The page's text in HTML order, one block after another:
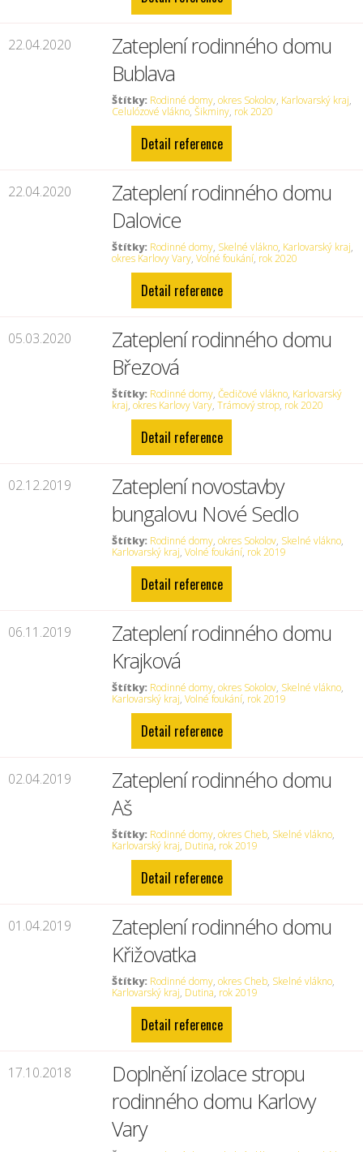
22.04.2020
Zateplení rodinného domu
Bublava
Štítky: Rodinné domy,okres Sokolov, Karlovarský kraj,
Celulózové vlákno,Šikminy, rok 2020
Detail reference
22.04.2020
Zateplení rodinného domu
Dalovice
Štítky: Rodinné domy, Skelné vlákno, Karlovarský kraj,
okres Karlovy Vary,Volné foukání, rok 2020
Detail reference
05.03.2020
Zateplení rodinného domu
Březová
Štítky: Rodinné domy,Čedičové vlákno, Karlovarský
kraj,okres Karlovy Vary,Trámový strop, rok 2020
Detail reference
02.12.2019
Zateplení novostavby
bungalovu Nové Sedlo
Štítky: Rodinné domy,okres Sokolov, Skelné vlákno,
Karlovarský kraj,Volné foukání, rok 2019
Detail reference
06.11.2019
Zateplení rodinného domu
Krajková
Štítky: Rodinné domy,okres Sokolov, Skelné vlákno,
Karlovarský kraj,Volné foukání, rok 2019
Detail reference
02.04.2019
Zateplení rodinného domu
Aš
Štítky: Rodinné domy,okres Cheb, Skelné vlákno,
Karlovarský kraj, Dutina, rok 2019
Detail reference
01.04.2019
Zateplení rodinného domu
Křižovatka
Štítky: Rodinné domy,okres Cheb, Skelné vlákno,
Karlovarský kraj, Dutina, rok 2019
Detail reference
17.10.2018
Doplnění izolace stropu
rodinného domu Karlovy
Vary